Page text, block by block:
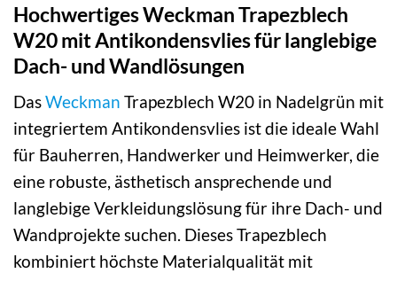
Hochwertiges Weckman Trapezblech
W20 mit Antikondensvlies für langlebige
Dach- und Wandlösungen
DasWeckman Trapezblech W20 in Nadelgrün mit
integriertem Antikondensvlies ist die ideale Wahl
für Bauherren, Handwerker und Heimwerker, die
eine robuste, ästhetisch ansprechende und
langlebige Verkleidungslösung für ihre Dach- und
Wandprojekte suchen. Dieses Trapezblech
kombiniert höchste Materialqualität mit